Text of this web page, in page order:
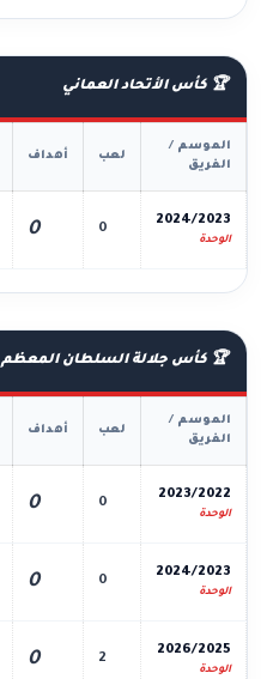
🏆 كأس الأتحاد العماني
الموسم /
الفريق
لعب أهداف
2024/2023
الوحدة
0
0
🏆 كأس جلالة السلطان المعظم
الموسم /
الفريق
لعب أهداف
2023/2022
الوحدة
0
0
2024/2023
الوحدة
0
0
2026/2025
الوحدة
2
0